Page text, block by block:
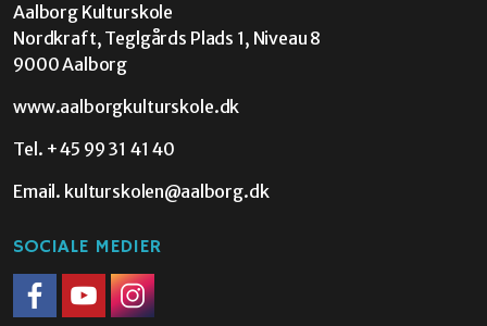
Aalborg Kulturskole
Nordkraft, Teglgårds Plads 1, Niveau 8
9000 Aalborg
www.aalborgkulturskole.dk
Tel. +45 99 31 41 40
Email. kulturskolen@aalborg.dk
SOCIALE MEDIER